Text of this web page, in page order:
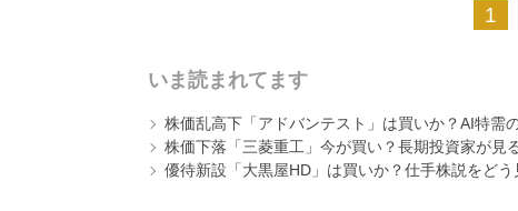
1
いま読まれてます
株価乱高下「アドバンテスト」は買いか？AI特需
株価下落「三菱重工」今が買い？長期投資家が見
優待新設「大黒屋HD」は買いか？仕手株説をど